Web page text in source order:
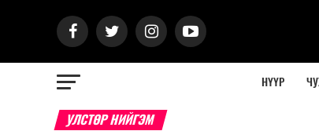
НҮҮР
УЛСТӨР НИЙГЭМ